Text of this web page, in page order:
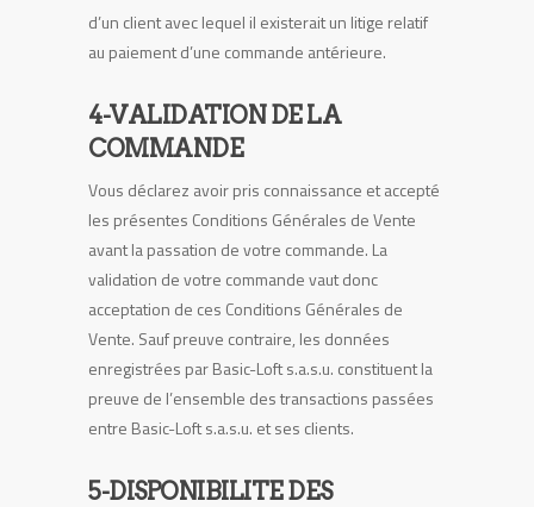
d’un client avec lequel il existerait un litige relatif
au paiement d’une commande antérieure.
4-VALIDATION DE LA
COMMANDE
Vous déclarez avoir pris connaissance et accepté
les présentes Conditions Générales de Vente
avant la passation de votre commande. La
validation de votre commande vaut donc
acceptation de ces Conditions Générales de
Vente. Sauf preuve contraire, les données
enregistrées par Basic-Loft s.a.s.u. constituent la
preuve de l’ensemble des transactions passées
entre Basic-Loft s.a.s.u. et ses clients.
5-DISPONIBILITE DES